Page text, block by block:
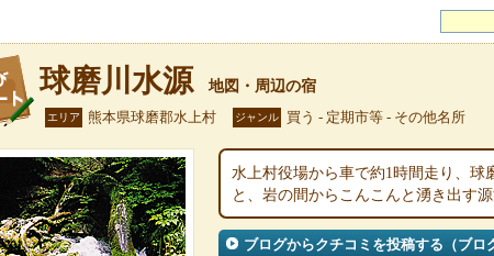
球磨川水源 地図・周辺の宿
エリア 熊本県球磨郡水上村 ジャンル 買う - 定期市等 - その他名所
水上村役場から車で約1時間走り、球
と、岩の間からこんこんと湧き出す源
ブログからクチコミを投稿する（ブロ